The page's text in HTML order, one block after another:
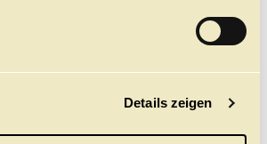
Details zeigen
nichts mehr verpassen! Mit unserem
Jetzt anmelden
KONTAKTDANKEJOBS